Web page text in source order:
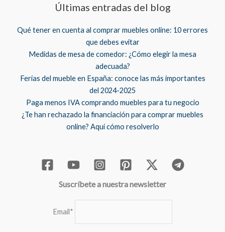
Últimas entradas del blog
Qué tener en cuenta al comprar muebles online: 10 errores
que debes evitar
Medidas de mesa de comedor: ¿Cómo elegir la mesa
adecuada?
Ferias del mueble en España: conoce las más importantes
del 2024-2025
Paga menos IVA comprando muebles para tu negocio
¿Te han rechazado la financiación para comprar muebles
online? Aquí cómo resolverlo
Suscríbete a nuestra newsletter
Email*